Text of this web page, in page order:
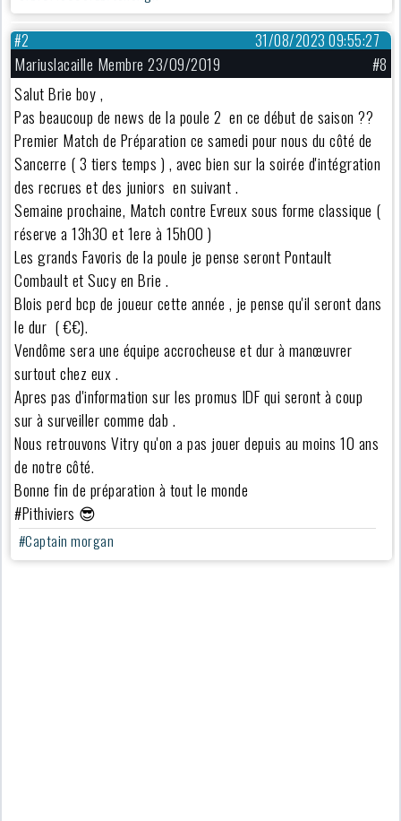
31/08/2023 09:55:27
#2
Mariuslacaille Membre 23/09/2019
#8
Salut Brie boy ,
Pas beaucoup de news de la poule 2 en ce début de saison ??
Premier Match de Préparation ce samedi pour nous du côté de
Sancerre ( 3 tiers temps ) , avec bien sur la soirée d'intégration
des recrues et des juniors en suivant .
Semaine prochaine, Match contre Evreux sous forme classique (
réserve a 13h30 et 1ere à 15h00 )
Les grands Favoris de la poule je pense serontPontault
Combault et Sucy en Brie .
Blois perd bcp de joueur cette année , je pense qu'il seront dans
le dur ( €€).
Vendôme sera une équipe accrocheuse et dur à manœuvrer
surtout chez eux .
Apres pas d'information sur les promus IDF qui seront à coup
sur à surveiller comme dab .
Nous retrouvons Vitry qu'on a pas jouer depuis au moins 10 ans
de notre côté.
Bonne fin de préparation à tout le monde
#Pithiviers 😎
#Captain morgan